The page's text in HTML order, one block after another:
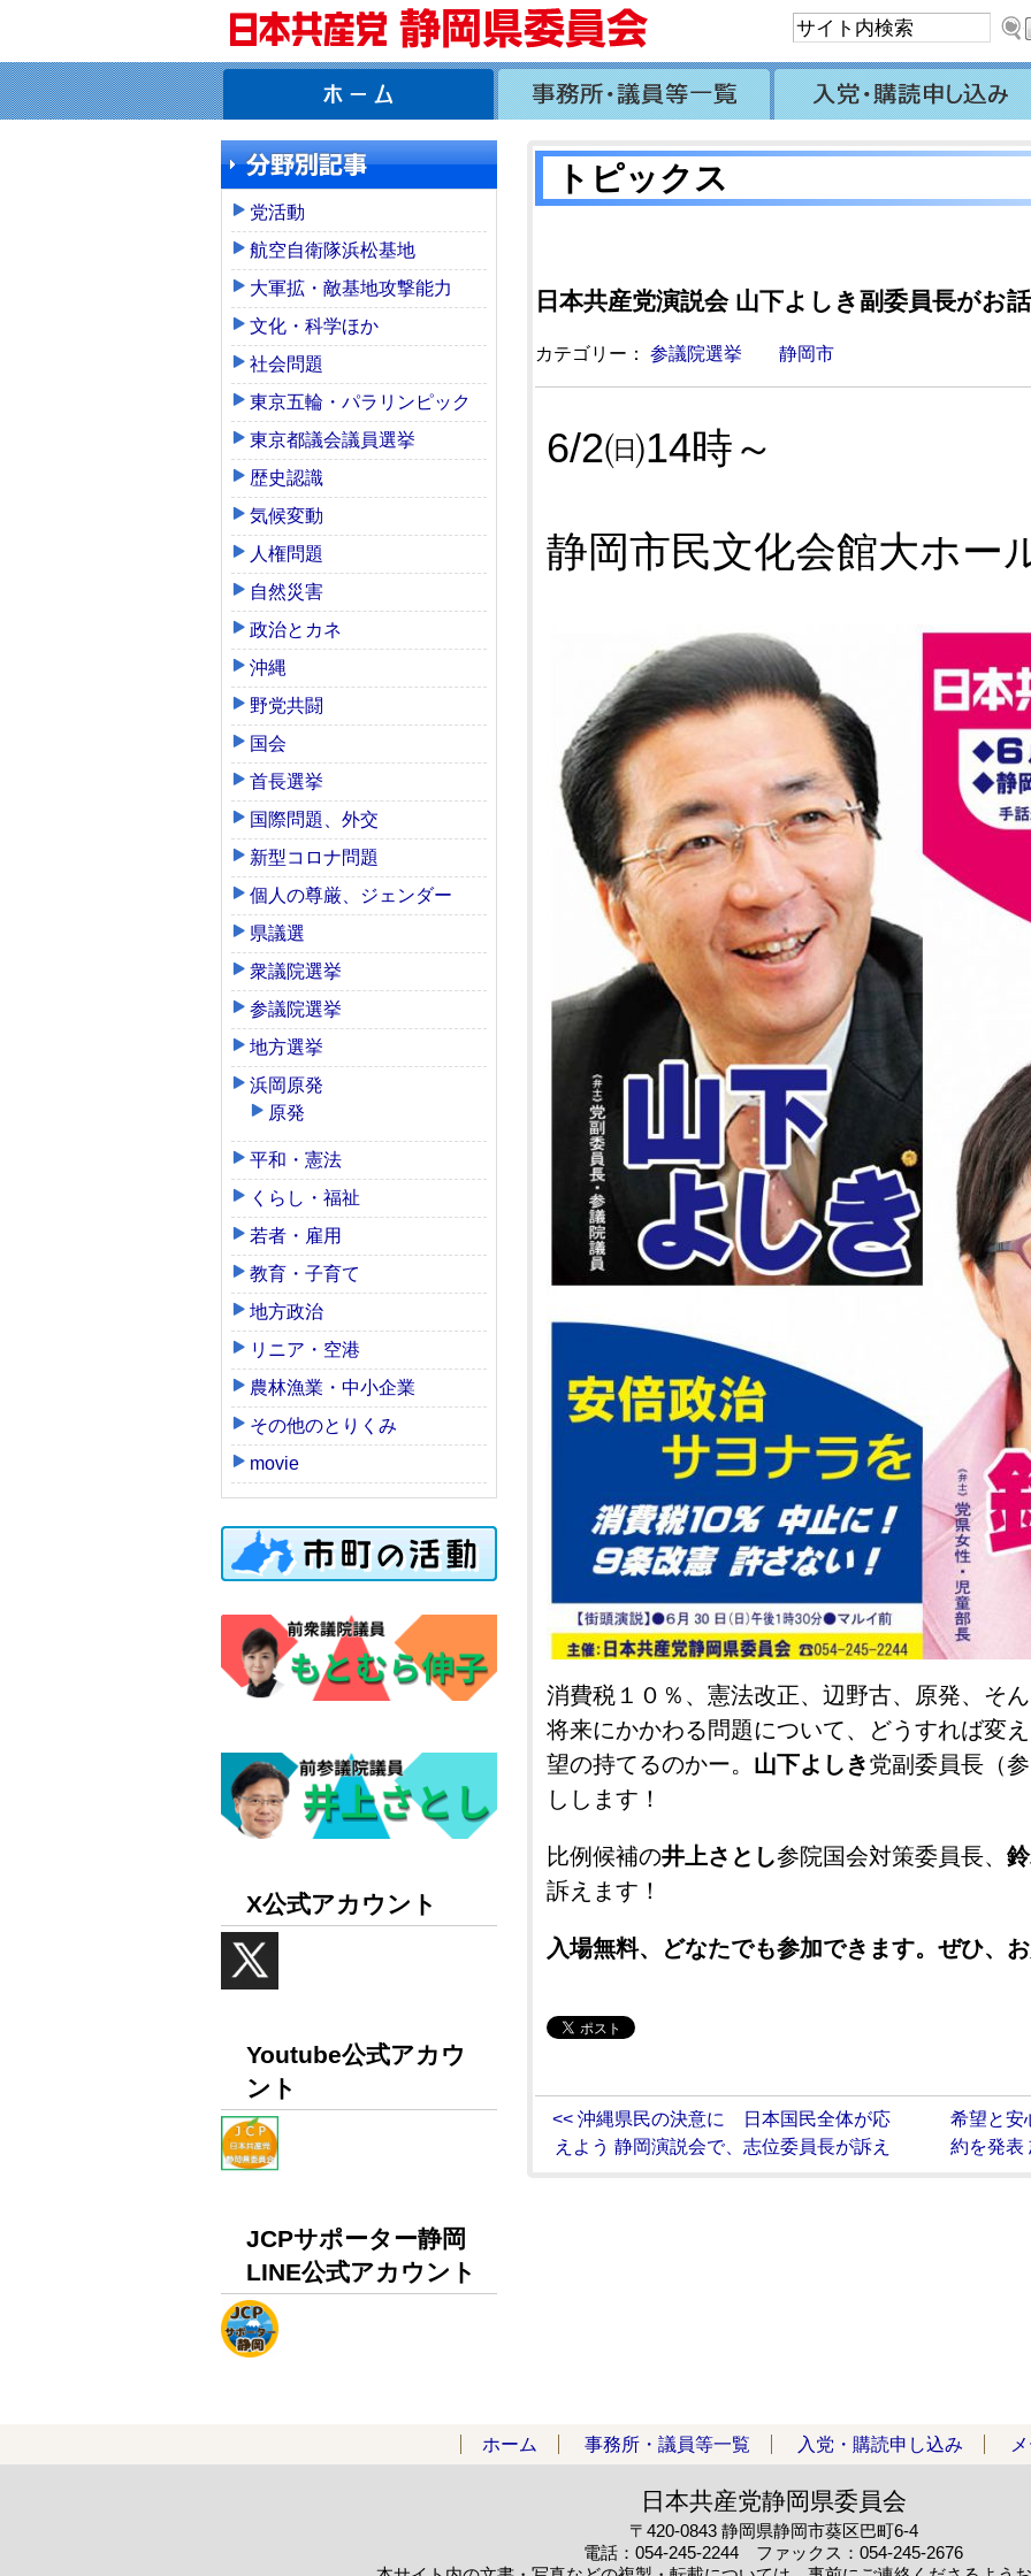
トピックス
日本共産党演説会 山下よしき副委員長がお
カテゴリー： 参議院選挙 静岡市
6/2㈰14時～
静岡市民文化会館大ホー
消費税１０％、憲法改正、辺野古、原発、そ
将来にかかわる問題について、どうすれば変
望の持てるのかー。 山下よしき党副委員長（
しします！
比例候補の井上さとし参院国会対策委員長、
訴えます！
入場無料、どなたでも参加できます。ぜひ、
<< 沖縄県民の決意に 日本国民全体が応
えよう 静岡演説会で、志位委員長が訴え
希望と安
約を発表
党活動
航空自衛隊浜松基地
大軍拡・敵基地攻撃能力
文化・科学ほか
社会問題
東京五輪・パラリンピック
東京都議会議員選挙
歴史認識
気候変動
人権問題
自然災害
政治とカネ
沖縄
野党共闘
国会
首長選挙
国際問題、外交
新型コロナ問題
個人の尊厳、ジェンダー
県議選
衆議院選挙
参議院選挙
地方選挙
浜岡原発
原発
平和・憲法
くらし・福祉
若者・雇用
教育・子育て
地方政治
リニア・空港
農林漁業・中小企業
その他のとりくみ
movie
X公式アカウント
Youtube公式アカウ
ント
JCPサポーター静岡
LINE公式アカウント
ホーム 事務所・議員等一覧 入党・購読申し込み
日本共産党静岡県委員会
〒420-0843 静岡県静岡市葵区巴町6-4
電話：054-245-2244 ファックス：054-245-2676